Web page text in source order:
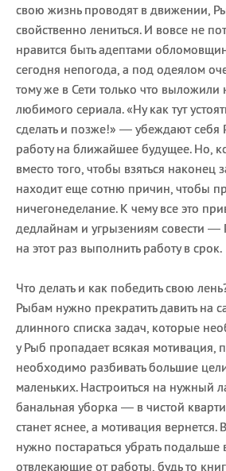
свою жизнь проводят в движении,
свойственно лениться. И вовсе не
нравится быть адептами
сегодня непогода, а под одеялом
тому же в Сети только что
любимого сериала. «Ну как тут
сделать и позже!» — убеждают себя
работу на ближайшее будущее. Но,
вместо того, чтобы взяться наконец
находит еще сотню причин, чтобы
ничегонеделание. К чему все это
дедлайнам и угрызениям совести —
на этот раз выполнить работу в срок.
Что делать и как победить свою
Рыбам нужно прекратить давить на
длинного списка задач, которые
у Рыб пропадает всякая мотивация,
необходимо разбивать большие
маленьких. Настроиться на нужный
банальная уборка — в чистой
станет яснее, а мотивация вернется.
нужно постараться убрать подальше
отвлекающие от работы, будь то